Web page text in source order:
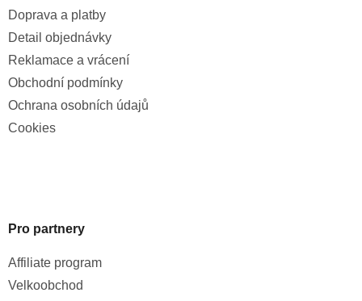
Doprava a platby
Detail objednávky
Reklamace a vrácení
Obchodní podmínky
Ochrana osobních údajů
Cookies
Pro partnery
Affiliate program
Velkoobchod